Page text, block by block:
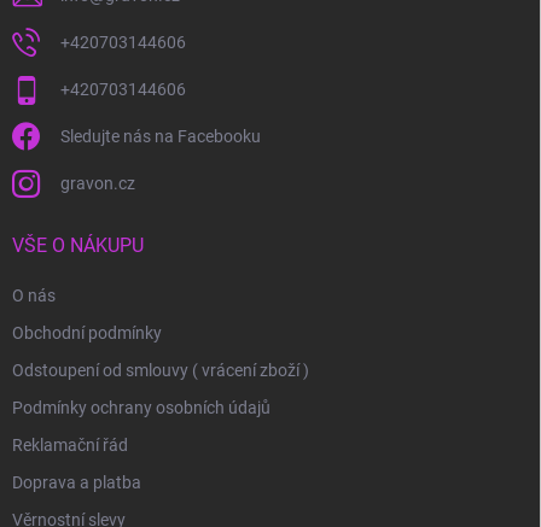
+420703144606
+420703144606
Sledujte nás na Facebooku
gravon.cz
VŠE O NÁKUPU
O nás
Obchodní podmínky
Odstoupení od smlouvy ( vrácení zboží )
Podmínky ochrany osobních údajů
Reklamační řád
Doprava a platba
Věrnostní slevy